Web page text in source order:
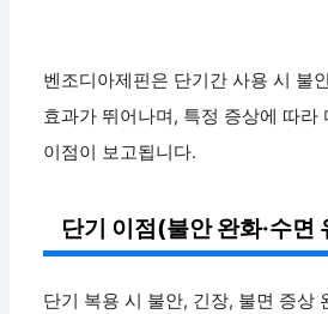
벤조디아제핀은 단기간 사용 시 불
효과가 뛰어나며, 특정 증상에 따라
이점이 보고됩니다.
단기 이점(불안 완화·수면
단기 복용 시 불안, 긴장, 불면 증상